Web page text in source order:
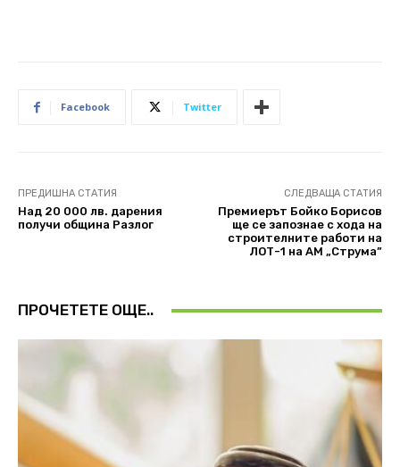
Facebook Twitter
ПРЕДИШНА СТАТИЯ
Над 20 000 лв. дарения
получи община Разлог
СЛЕДВАЩА СТАТИЯ
Премиерът Бойко Борисов
ще се запознае с хода на
строителните работи на
ЛОТ-1 на АМ „Струма”
ПРОЧЕТЕТЕ ОЩЕ..